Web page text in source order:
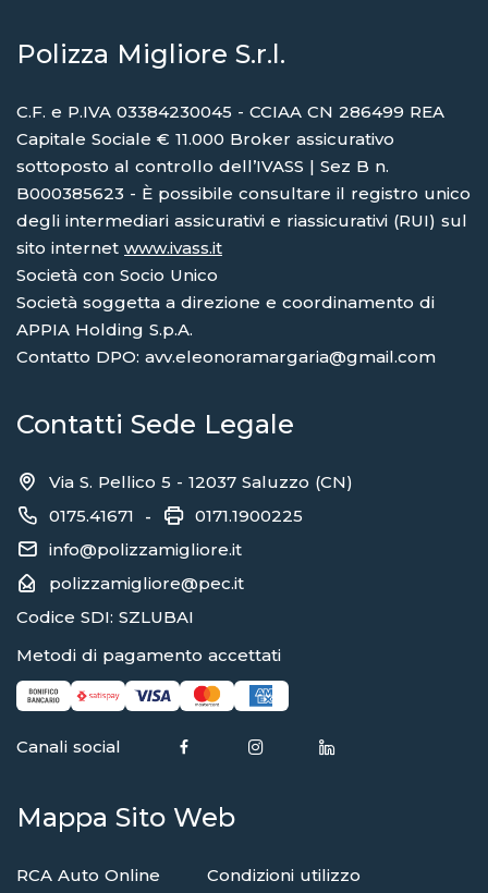
Polizza Migliore S.r.l.
C.F. e P.IVA 03384230045 - CCIAA CN 286499 REA
Capitale Sociale € 11.000 Broker assicurativo
sottoposto al controllo dell’IVASS | Sez B n.
B000385623 - È possibile consultare il registro unico
degli intermediari assicurativi e riassicurativi (RUI) sul
sito internet www.ivass.it
Società con Socio Unico
Società soggetta a direzione e coordinamento di
APPIA Holding S.p.A.
Contatto DPO: avv.eleonoramargaria@gmail.com
Contatti Sede Legale
Via S. Pellico 5 - 12037 Saluzzo (CN)
0175.41671 -
0171.1900225
info@polizzamigliore.it
polizzamigliore@pec.it
Codice SDI: SZLUBAI
Metodi di pagamento accettati
Canali social
Mappa Sito Web
RCA Auto Online Condizioni utilizzo